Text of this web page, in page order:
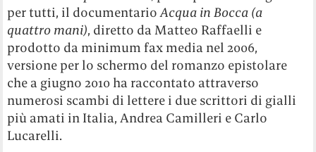
per tutti, il documentarioAcqua in Bocca (a
quattro mani), diretto da Matteo Raffaelli e
prodotto da minimum fax media nel 2006,
versione per lo schermo del romanzo epistolare
che a giugno 2010 ha raccontato attraverso
numerosi scambi di lettere i due scrittori di gialli
più amati in Italia, Andrea Camilleri e Carlo
Lucarelli.